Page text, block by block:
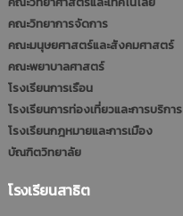
คณะวิทยาการจัดการ
คณะมนุษยศาสตร์และสังคมศาสตร์
คณะพยาบาลศาสตร์
โรงเรียนการเรือน
โรงเรียนการท่องเที่ยวและการบริการ
โรงเรียนกฎหมายและการเมือง
บัณฑิตวิทยาลัย
โรงเรียนสาธิต